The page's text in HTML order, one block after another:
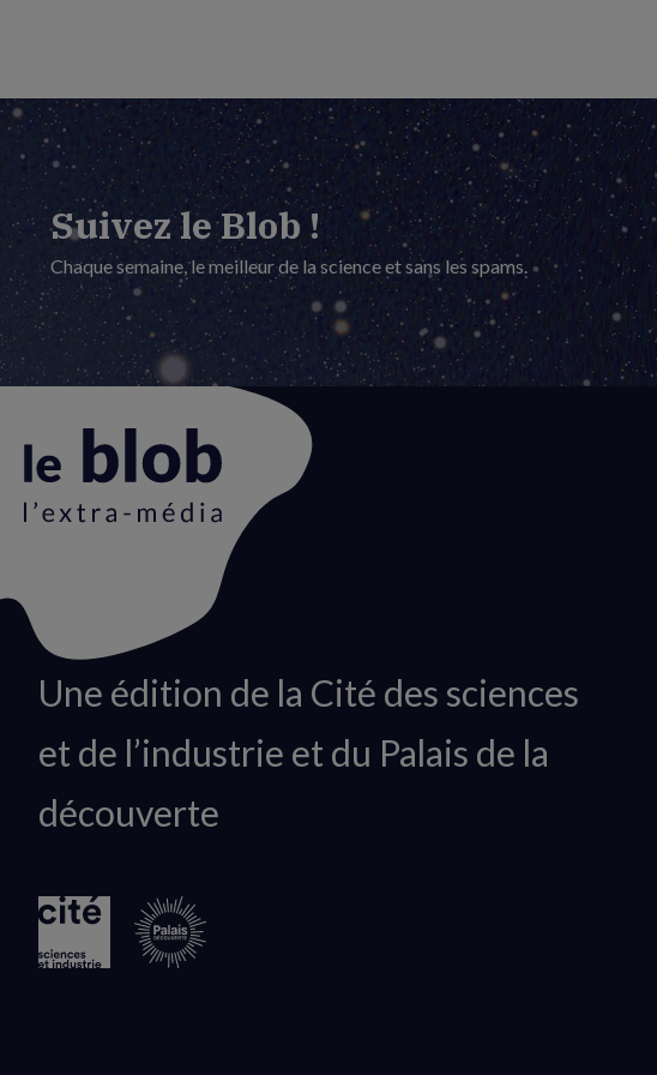
Suivez le Blob !
Chaque semaine, le meilleur de la science et sans les spams.
Animation
logo
Une édition de la Cité des sciences
et de l’industrie et du Palais de la
découverte